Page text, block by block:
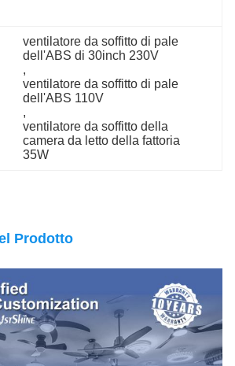
ventilatore da soffitto di pale
dell'ABS di 30inch 230V
,
ventilatore da soffitto di pale
dell'ABS 110V
,
ventilatore da soffitto della
camera da letto della fattoria
35W
Prodotto